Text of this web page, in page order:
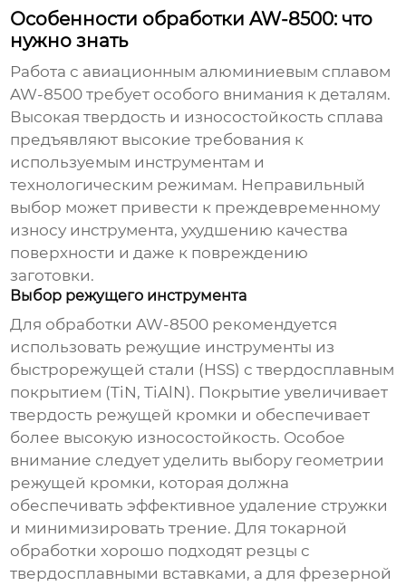
Особенности обработки AW-8500: что
нужно знать
Работа с авиационным алюминиевым сплавом
AW-8500 требует особого внимания к деталям.
Высокая твердость и износостойкость сплава
предъявляют высокие требования к
используемым инструментам и
технологическим режимам. Неправильный
выбор может привести к преждевременному
износу инструмента, ухудшению качества
поверхности и даже к повреждению
заготовки.
Выбор режущего инструмента
Для обработки AW-8500 рекомендуется
использовать режущие инструменты из
быстрорежущей стали (HSS) с твердосплавным
покрытием (TiN, TiAlN). Покрытие увеличивает
твердость режущей кромки и обеспечивает
более высокую износостойкость. Особое
внимание следует уделить выбору геометрии
режущей кромки, которая должна
обеспечивать эффективное удаление стружки
и минимизировать трение. Для токарной
обработки хорошо подходят резцы с
твердосплавными вставками, а для фрезерной